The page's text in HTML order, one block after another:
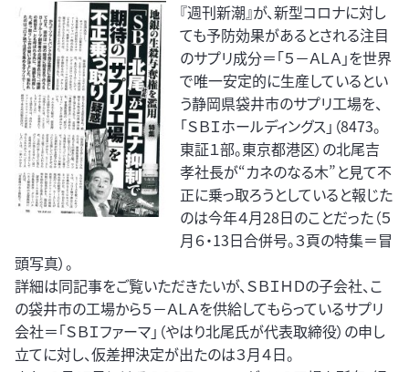
『週刊新潮』が、新型コロナに対し
ても予防効果があるとされる注目
のサプリ成分＝「５－ＡＬＡ」を世界
で唯一安定的に生産しているとい
う静岡県袋井市のサプリ工場を、
「ＳＢＩホールディングス」（8473。
東証１部。東京都港区）の北尾吉
孝社長が“カネのなる木”と見て不
正に乗っ取ろうとしていると報じた
のは今年４月28日のことだった（５
月６・13日合併号。３頁の特集＝冒
頭写真）。
詳細は同記事をご覧いただきたいが、ＳＢＩＨＤの子会社、こ
の袋井市の工場から５－ＡＬＡを供給してもらっているサプリ
会社＝「ＳＢＩファーマ」（やはり北尾氏が代表取締役）の申し
立てに対し、仮差押決定が出たのは３月４日。